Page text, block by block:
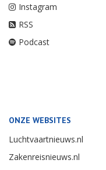
Instagram
RSS
Podcast
ONZE WEBSITES
Luchtvaartnieuws.nl
Zakenreisnieuws.nl